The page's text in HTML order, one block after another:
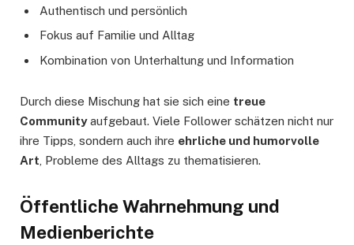
Authentisch und persönlich
Fokus auf Familie und Alltag
Kombination von Unterhaltung und Information
Durch diese Mischung hat sie sich eine treue
Communityaufgebaut. Viele Follower schätzen nicht nur
ihre Tipps, sondern auch ihre ehrliche und humorvolle
Art , Probleme des Alltags zu thematisieren.
Öffentliche Wahrnehmung und
Medienberichte